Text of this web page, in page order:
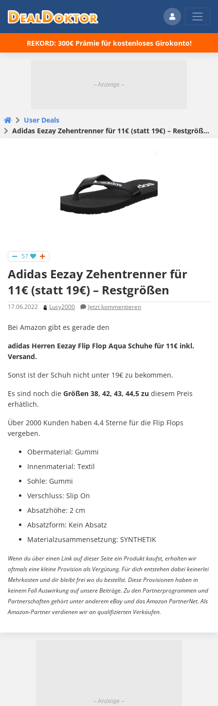
REKORD: 300€ Prämie für kostenloses Girokonto!
User Deals
Adidas Eezay Zehentrenner für 11€ (statt 19€) – Restgrößen
57
Adidas Eezay Zehentrenner für
11€ (statt 19€) – Restgrößen
17.06.2022 Lucy2000 Jetzt kommentieren
Bei Amazon gibt es gerade den
adidas Herren Eezay Flip Flop Aqua Schuhe für 11€ inkl.
Versand.
Sonst ist der Schuh nicht unter 19€ zu bekommen.
Es sind noch die Größen 38, 42, 43, 44,5 zu diesem Preis
erhätlich.
Über 2000 Kunden haben 4,4 Sterne für die Flip Flops
vergeben.
Obermaterial: Gummi
Innenmaterial: Textil
Sohle: Gummi
Verschluss: Slip On
Absatzhöhe: 2 cm
Absatzform: Kein Absatz
Materialzusammensetzung: SYNTHETIK
Wenn du über einen Link auf dieser Seite ein Produkt kaufst, erhalten wir
oftmals eine kleine Provision als Vergütung. Für dich entstehen dabei keinerlei
Mehrkosten und dir bleibt frei wo du bestellst. Diese Provisionen haben in
keinem Fall Auswirkung auf unsere Beiträge. Zu den Partnerprogrammen und
Partnerschaften gehört unter anderem eBay und das Amazon PartnerNet. Als
Amazon-Partner verdienen wir an qualifizierten Verkäufen.